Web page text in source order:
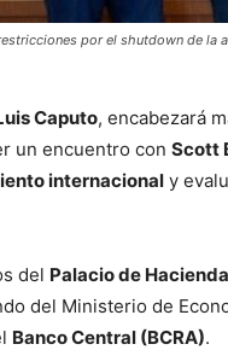
por el shutdown de la
Caputo, encabezará
un encuentro con Scott
internacional y
del Palacio de Hacienda
del Ministerio de
Banco Central (BCRA).